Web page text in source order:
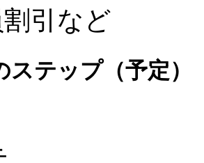
引など
テップ（予定）